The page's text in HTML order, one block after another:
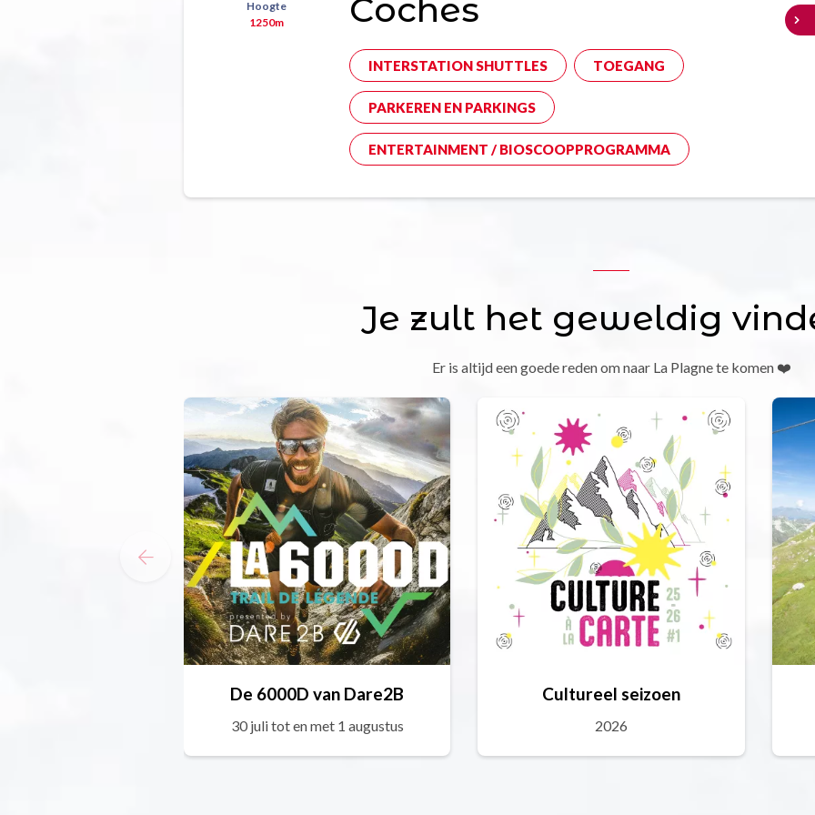
Hoogte
1250m
Coches
INTERSTATION SHUTTLES TOEGANG
PARKEREN EN PARKINGS
ENTERTAINMENT / BIOSCOOPPROGRAMMA
Je zult het geweldig
Er is altijd een goede reden om naar La Plagne te komen ❤️
De 6000D van Dare2B
30 juli tot en met 1 augustus
Cultureel seizoen
2026